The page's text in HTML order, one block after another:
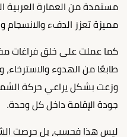
مستمدة من العمارة العربية
مميزة تعزز الدفء والانسجام
كما عملت على خلق فراغات
طابعًا من الهدوء
وزعت بشكل يراعي حركة
جودة الإقامة داخل كل وحدة.
ليس هذا فحسب، بل حرصت